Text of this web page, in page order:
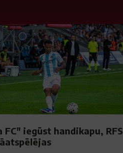
FC" iegūst handikapu, RFS